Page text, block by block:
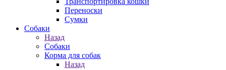
Переноски
Сумки
Собаки
Назад
Собаки
Корма для собак
Назад